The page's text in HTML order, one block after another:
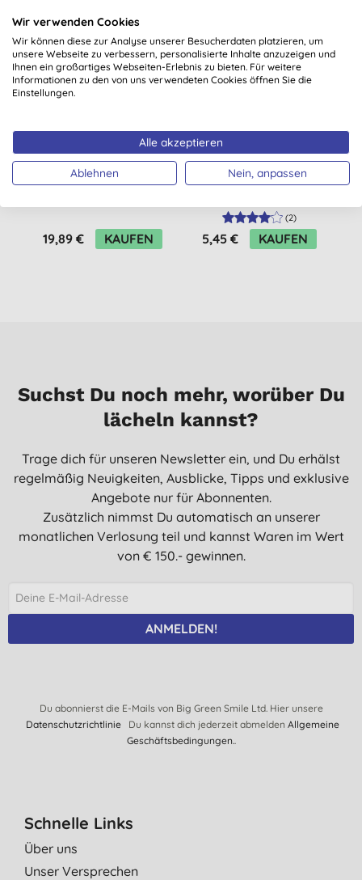
Attitude
(70)
19,89 €
KAUFEN
Attitude Badreiniger
(2)
5,45 € KAUFEN
Suchst Du noch mehr, worüber Du
lächeln kannst?
Trage dich für unseren Newsletter ein, und Du erhälst
regelmäßig Neuigkeiten, Ausblicke, Tipps und exklusive
Angebote nur für Abonnenten.
Zusätzlich nimmst Du automatisch an unserer
monatlichen Verlosung teil und kannst Waren im Wert
von € 150.- gewinnen.
ANMELDEN!
Du abonnierst die E-Mails von Big Green Smile Ltd. Hier unsere
DatenschutzrichtlinieDu kannst dich jederzeit abmelden Allgemeine
Geschäftsbedingungen..
Schnelle Links
Über uns
Unser Versprechen
Wir verwenden Cookies
Wir können diese zur Analyse unserer Besucherdaten platzieren, um
unsere Webseite zu verbessern, personalisierte Inhalte anzuzeigen und
Ihnen ein großartiges Webseiten-Erlebnis zu bieten. Für weitere
Informationen zu den von uns verwendeten Cookies öffnen Sie die
Einstellungen.
Alle akzeptieren
Ablehnen Nein, anpassen